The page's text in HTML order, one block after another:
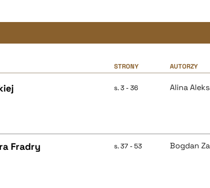
STRONY AUTORZY
s. 3 - 36 Alina
Fradry s. 37 - 53 Bogdan